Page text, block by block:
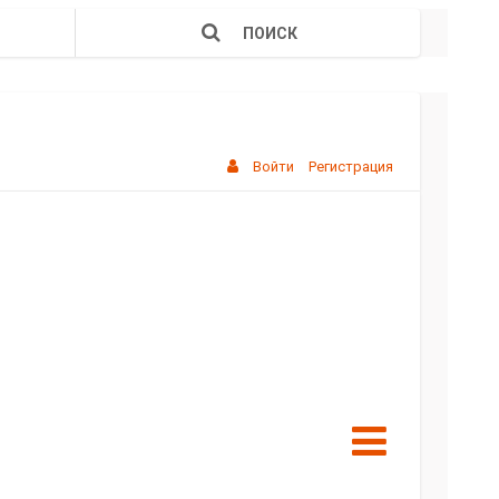
ПОИСК
Войти Регистрация